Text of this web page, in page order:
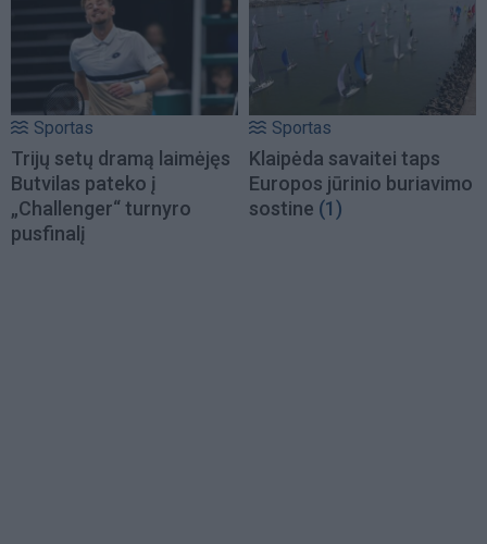
Sportas
Trijų setų dramą laimėjęs
Butvilas pateko į
„Challenger“ turnyro
pusfinalį
Sportas
Klaipėda savaitei taps
Europos jūrinio buriavimo
sostine (1)